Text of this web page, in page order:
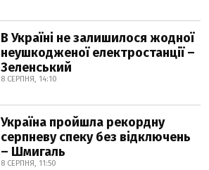
В Україні не залишилося жодної
неушкодженої електростанції –
Зеленський
8 СЕРПНЯ, 14:10
Україна пройшла рекордну
серпневу спеку без відключень
– Шмигаль
8 СЕРПНЯ, 11:50